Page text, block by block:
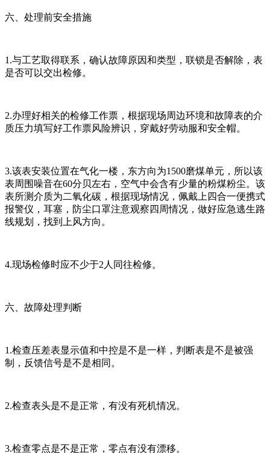
六、处理前安全措施
1.与工艺取得联系，确认故障原因和类型，联锁是否解除，表
是否可以交出检修。
2.办理好相关的检修工作票，根据现场周边环境和故障表的介
质压力填写好工作票风险辨识，穿戴好劳动服和安全帽。
3.该表安装位置在气化一楼，东方向为1500磨煤单元，所以该
表周围噪音在60分贝左右，空气中会含有少量的粉煤粉尘。该
表所测介质为二氧化碳，根据现场情况，佩戴上四合一便携式
报警仪，耳塞，防尘口罩注意观察四周情况，做好应急逃生路
线规划，找到上风方向。
4.现场检修时应不少于2人同往检修。
六、故障处理判断
1.检查压差表显示值和中控是不是一样，判断表是不是被强
制，反馈信号是不是相同。
2.检查表头是不是正常，有没有死机情况。
3.检查零点是不是正常，零点有没有漂移。